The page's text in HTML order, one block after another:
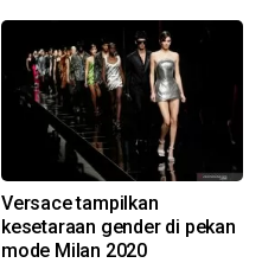
Versace tampilkan
kesetaraan gender di pekan
mode Milan 2020